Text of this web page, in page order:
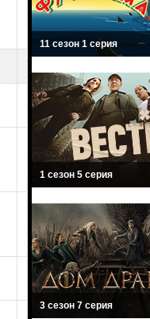
11 сезон 1 серия
1 сезон 5 серия
3 сезон 7 серия